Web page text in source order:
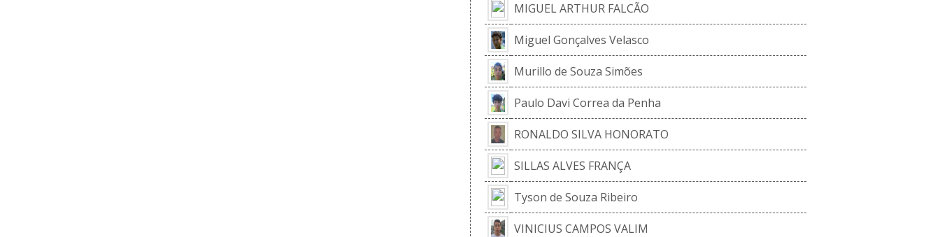
MIGUEL ARTHUR FALCÃO
Miguel Gonçalves Velasco
Murillo de Souza Simões
Paulo Davi Correa da Penha
RONALDO SILVA HONORATO
SILLAS ALVES FRANÇA
Tyson de Souza Ribeiro
VINICIUS CAMPOS VALIM